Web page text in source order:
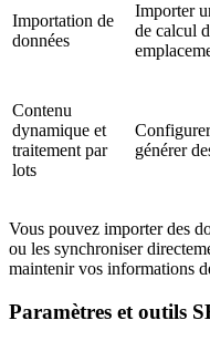
Importation de
données
Importer
de calcul
Contenu
dynamique et
traitement par
lots
générer
Vous pouvez importer des
ou les synchroniser
maintenir vos informations
Paramètres et outils